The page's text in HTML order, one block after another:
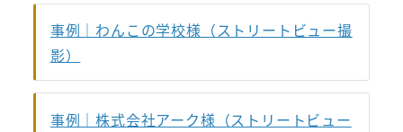
事例｜わんこの学校様（ストリートビュー撮
影）
事例｜株式会社アーク様（ストリートビュー